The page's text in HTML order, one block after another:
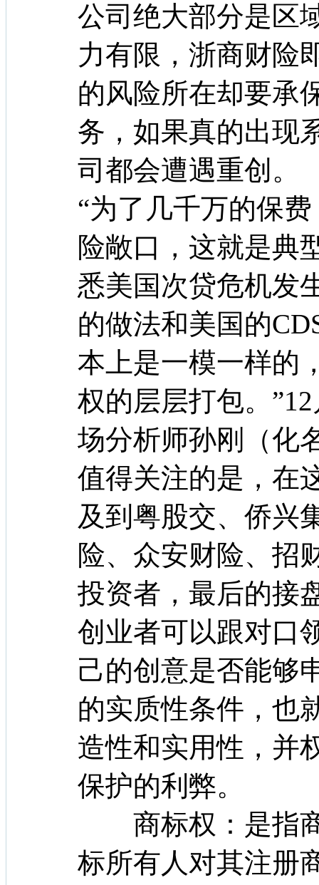
公司绝大部分是区
力有限，浙商财险
的风险所在却要承
务，如果真的出现
司都会遭遇重创。
“为了几千万的保
险敞口，这就是典
悉美国次贷危机发
的做法和美国的
本上是一模一样的
权的层层打包。
场分析师孙刚（化
值得关注的是，在
及到粤股交、侨兴
险、众安财险、招
投资者，最后的
创业者可以跟对口
己的创意是否能够
的实质性条件，也
造性和实用性，并
保护的利弊。
商标权：是指商
标所有人对其注册